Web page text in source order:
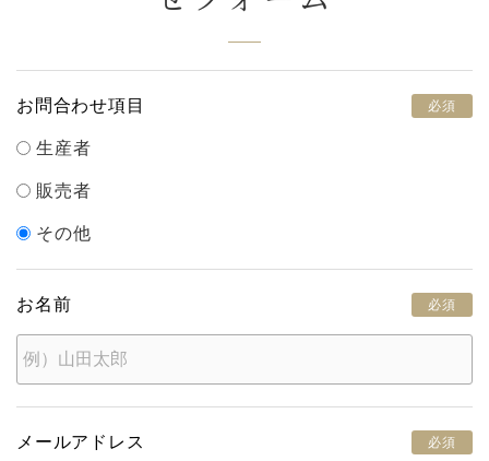
お問合わせ項目 必須
生産者
販売者
その他
お名前 必須
メールアドレス 必須